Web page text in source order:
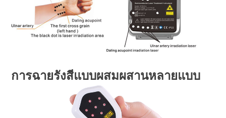
การฉายรังสีแบบผสมผสานหลายแบบ